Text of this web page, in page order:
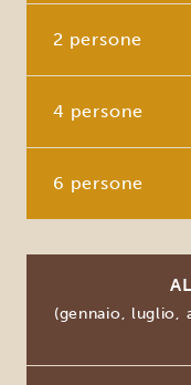
2 persone
4 persone
6 persone
(gennaio, luglio,